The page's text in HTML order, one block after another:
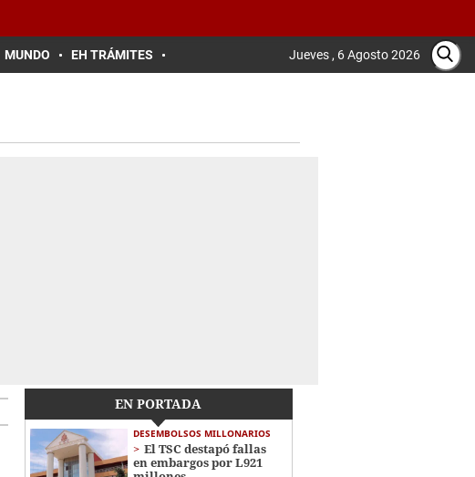
MUNDO EH TRÁMITES Jueves , 6 Agosto 2026
EN PORTADA
DESEMBOLSOS MILLONARIOS
El TSC destapó fallas
en embargos por L921